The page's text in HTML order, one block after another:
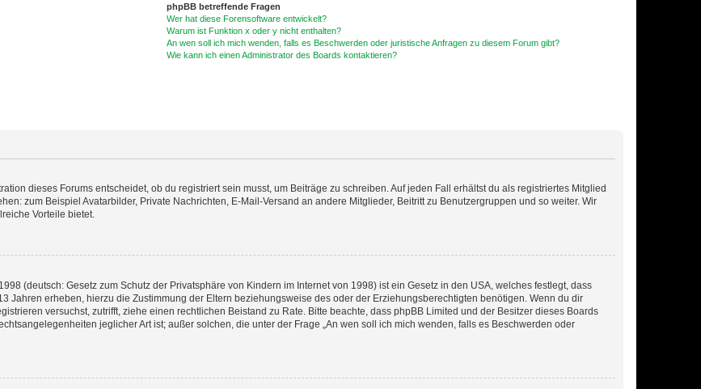
phpBB betreffende Fragen
Wer hat diese Forensoftware entwickelt?
Warum ist Funktion x oder y nicht enthalten?
An wen soll ich mich wenden, falls es Beschwerden oder juristische Anfragen zu diesem Forum gibt?
Wie kann ich einen Administrator des Boards kontaktieren?
dieses Forums entscheidet, ob du registriert sein musst, um Beiträge zu schreiben. Auf jeden Fall erhältst du als registriertes Mitglied
zum Beispiel Avatarbilder, Private Nachrichten, E-Mail-Versand an andere Mitglieder, Beitritt zu Benutzergruppen und so weiter. Wir
Vorteile bietet.
(deutsch: Gesetz zum Schutz der Privatsphäre von Kindern im Internet von 1998) ist ein Gesetz in den USA, welches festlegt, dass
Jahren erheben, hierzu die Zustimmung der Eltern beziehungsweise des oder der Erziehungsberechtigten benötigen. Wenn du dir
versuchst, zutrifft, ziehe einen rechtlichen Beistand zu Rate. Bitte beachte, dass phpBB Limited und der Besitzer dieses Boards
jeglicher Art ist; außer solchen, die unter der Frage „An wen soll ich mich wenden, falls es Beschwerden oder